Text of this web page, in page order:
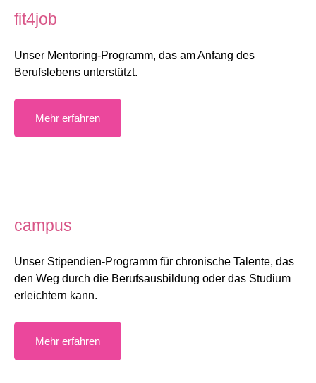
fit4job
Unser Mentoring-Programm, das am Anfang des
Berufslebens unterstützt.
Mehr erfahren
campus
Unser Stipendien-Programm für chronische Talente, das
den Weg durch die Berufsausbildung oder das Studium
erleichtern kann.
Mehr erfahren